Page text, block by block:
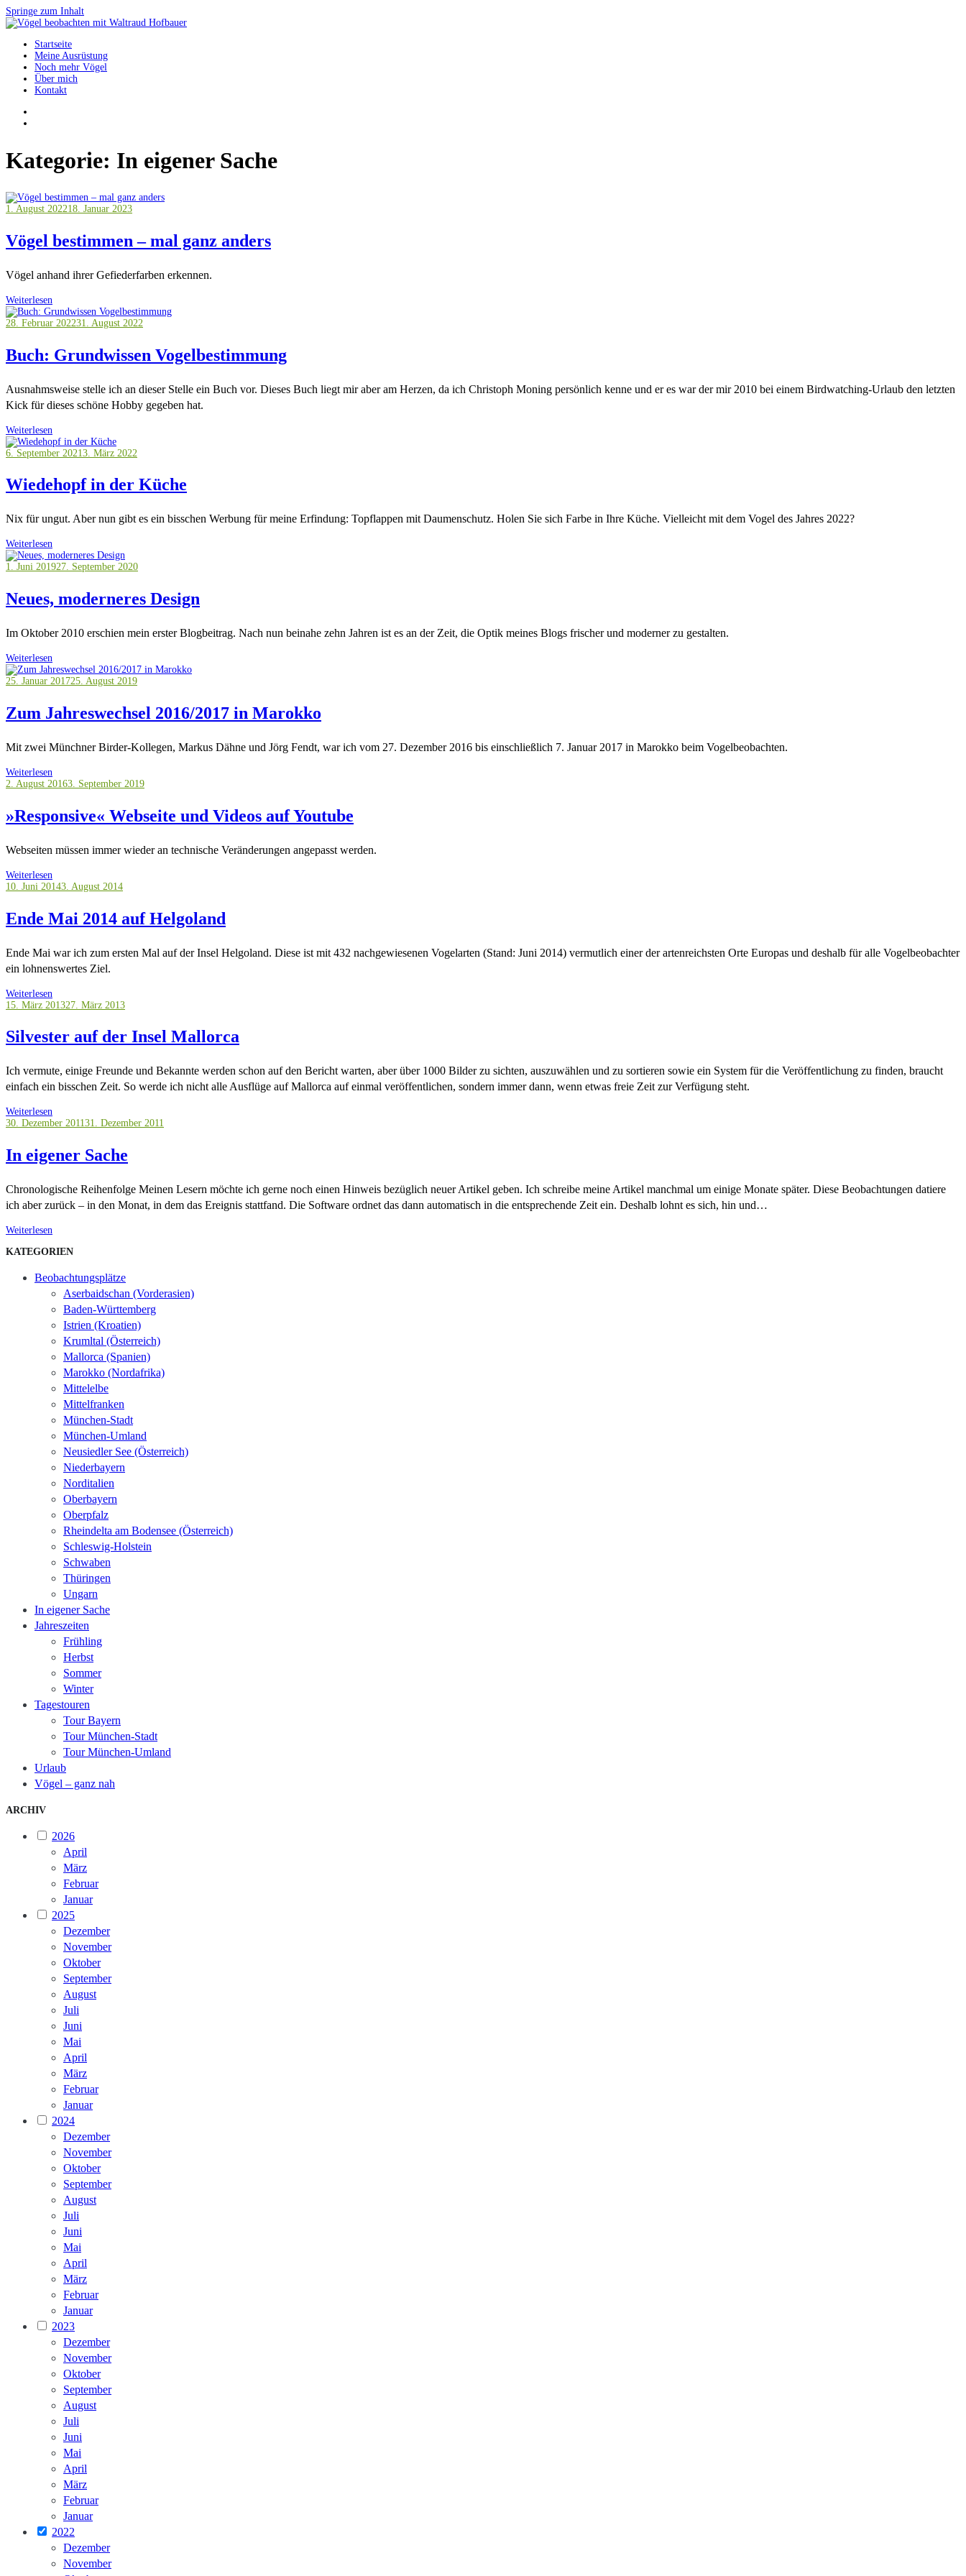
Springe zum Inhalt
Vögel beobachten mit Waltraud Hofbauer
Startseite
Meine Ausrüstung
Noch mehr Vögel
Über mich
Kontakt
Kategorie: In eigener Sache
1. August 202218. Januar 2023
Vögel bestimmen – mal ganz anders
Vögel anhand ihrer Gefiederfarben erkennen.
Weiterlesen
28. Februar 202231. August 2022
Buch: Grundwissen Vogelbestimmung
Ausnahmsweise stelle ich an dieser Stelle ein Buch vor. Dieses Buch liegt mir aber am Herzen, da ich Christoph Moning persönlich kenne und er es war der mir 2010 bei einem Birdwatching-Urlaub den letzten
Kick für dieses schöne Hobby gegeben hat.
Weiterlesen
6. September 20213. März 2022
Wiedehopf in der Küche
Nix für ungut. Aber nun gibt es ein bisschen Werbung für meine Erfindung: Topflappen mit Daumenschutz. Holen Sie sich Farbe in Ihre Küche. Vielleicht mit dem Vogel des Jahres 2022?
Weiterlesen
1. Juni 201927. September 2020
Neues, moderneres Design
Im Oktober 2010 erschien mein erster Blogbeitrag. Nach nun beinahe zehn Jahren ist es an der Zeit, die Optik meines Blogs frischer und moderner zu gestalten.
Weiterlesen
25. Januar 201725. August 2019
Zum Jahreswechsel 2016/2017 in Marokko
Mit zwei Münchner Birder-Kollegen, Markus Dähne und Jörg Fendt, war ich vom 27. Dezember 2016 bis einschließlich 7. Januar 2017 in Marokko beim Vogelbeobachten.
Weiterlesen
2. August 20163. September 2019
»Responsive« Webseite und Videos auf Youtube
Webseiten müssen immer wieder an technische Veränderungen angepasst werden.
Weiterlesen
10. Juni 20143. August 2014
Ende Mai 2014 auf Helgoland
Ende Mai war ich zum ersten Mal auf der Insel Helgoland. Diese ist mit 432 nachgewiesenen Vogelarten (Stand: Juni 2014) vermutlich einer der artenreichsten Orte Europas und deshalb für alle Vogelbeobachter
ein lohnenswertes Ziel.
Weiterlesen
15. März 201327. März 2013
Silvester auf der Insel Mallorca
Ich vermute, einige Freunde und Bekannte werden schon auf den Bericht warten, aber über 1000 Bilder zu sichten, auszuwählen und zu sortieren sowie ein System für die Veröffentlichung zu finden, braucht
einfach ein bisschen Zeit. So werde ich nicht alle Ausflüge auf Mallorca auf einmal veröffentlichen, sondern immer dann, wenn etwas freie Zeit zur Verfügung steht.
Weiterlesen
30. Dezember 201131. Dezember 2011
In eigener Sache
Chronologische Reihenfolge Meinen Lesern möchte ich gerne noch einen Hinweis bezüglich neuer Artikel geben. Ich schreibe meine Artikel manchmal um einige Monate später. Diese Beobachtungen datiere
ich aber zurück – in den Monat, in dem das Ereignis stattfand. Die Software ordnet das dann automatisch in die entsprechende Zeit ein. Deshalb lohnt es sich, hin und…
Weiterlesen
KATEGORIEN
Beobachtungsplätze
Aserbaidschan (Vorderasien)
Baden-Württemberg
Istrien (Kroatien)
Krumltal (Österreich)
Mallorca (Spanien)
Marokko (Nordafrika)
Mittelelbe
Mittelfranken
München-Stadt
München-Umland
Neusiedler See (Österreich)
Niederbayern
Norditalien
Oberbayern
Oberpfalz
Rheindelta am Bodensee (Österreich)
Schleswig-Holstein
Schwaben
Thüringen
Ungarn
In eigener Sache
Jahreszeiten
Frühling
Herbst
Sommer
Winter
Tagestouren
Tour Bayern
Tour München-Stadt
Tour München-Umland
Urlaub
Vögel – ganz nah
ARCHIV
2026
April
März
Februar
Januar
2025
Dezember
November
Oktober
September
August
Juli
Juni
Mai
April
März
Februar
Januar
2024
Dezember
November
Oktober
September
August
Juli
Juni
Mai
April
März
Februar
Januar
2023
Dezember
November
Oktober
September
August
Juli
Juni
Mai
April
März
Februar
Januar
2022
Dezember
November